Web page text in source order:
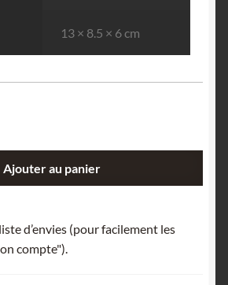
13 × 8.5 × 6 cm
Ajouter au panier
d’envies (pour facilement les
compte").